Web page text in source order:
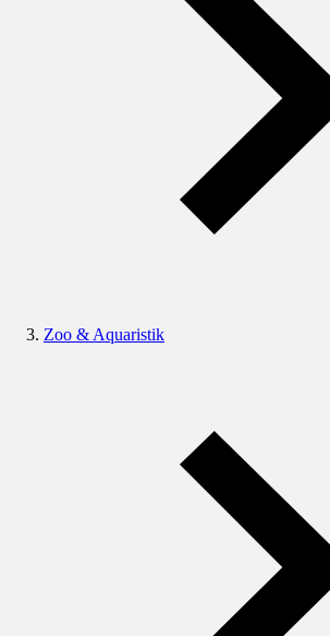
Zoo & Aquaristik